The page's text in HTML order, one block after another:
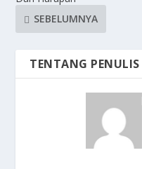
SEBELUMNYA
TENTANG PENULIS